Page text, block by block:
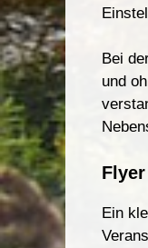
Bei
und
Ein